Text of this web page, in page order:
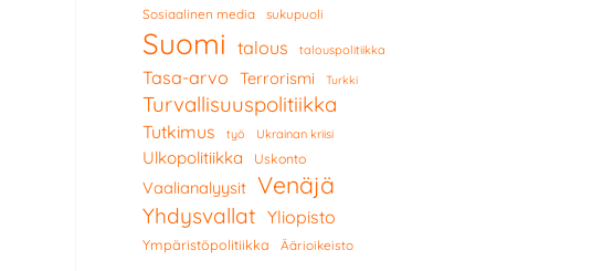
Sosiaalinen media sukupuoli
Suomi talous talouspolitiikka
Tasa-arvo Terrorismi Turkki
Turvallisuuspolitiikka
Tutkimus työ Ukrainan kriisi
Ulkopolitiikka Uskonto
Vaalianalyysit Venäjä
Yhdysvallat Yliopisto
Ympäristöpolitiikka Äärioikeisto